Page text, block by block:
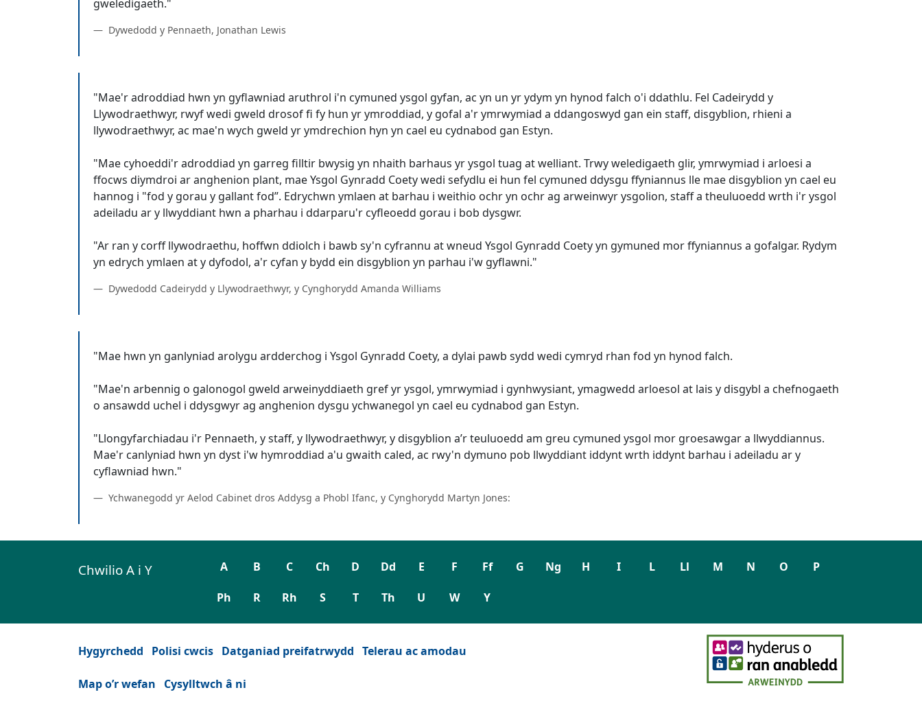
Dywedodd y Pennaeth, Jonathan Lewis
"Mae'r adroddiad hwn yn gyflawniad aruthrol i'n cymuned ysgol gyfan, ac yn un yr ydym yn hynod falch o'i ddathlu. Fel Cadeirydd y
Llywodraethwyr, rwyf wedi gweld drosof fi fy hun yr ymroddiad, y gofal a'r ymrwymiad a ddangoswyd gan ein staff, disgyblion, rhieni a
llywodraethwyr, ac mae'n wych gweld yr ymdrechion hyn yn cael eu cydnabod gan Estyn.
"Mae cyhoeddi'r adroddiad yn garreg filltir bwysig yn nhaith barhaus yr ysgol tuag at welliant. Trwy weledigaeth glir, ymrwymiad i arloesi a
ffocws diymdroi ar anghenion plant, mae Ysgol Gynradd Coety wedi sefydlu ei hun fel cymuned ddysgu ffyniannus lle mae disgyblion yn cael eu
hannog i "fod y gorau y gallant fod”. Edrychwn ymlaen at barhau i weithio ochr yn ochr ag arweinwyr ysgolion, staff a theuluoedd wrth i'r ysgol
adeiladu ar y llwyddiant hwn a pharhau i ddarparu'r cyfleoedd gorau i bob dysgwr.
"Ar ran y corff llywodraethu, hoffwn ddiolch i bawb sy'n cyfrannu at wneud Ysgol Gynradd Coety yn gymuned mor ffyniannus a gofalgar. Rydym
Dywedodd Cadeirydd y Llywodraethwyr, y Cynghorydd Amanda Williams
"Mae hwn yn ganlyniad arolygu ardderchog i Ysgol Gynradd Coety, a dylai pawb sydd wedi cymryd rhan fod yn hynod falch.
"Mae'n arbennig o galonogol gweld arweinyddiaeth gref yr ysgol, ymrwymiad i gynhwysiant, ymagwedd arloesol at lais y disgybl a chefnogaeth
o ansawdd uchel i ddysgwyr ag anghenion dysgu ychwanegol yn cael eu cydnabod gan Estyn.
"Llongyfarchiadau i'r Pennaeth, y staff, y llywodraethwyr, y disgyblion a’r teuluoedd am greu cymuned ysgol mor groesawgar a llwyddiannus.
Mae'r canlyniad hwn yn dyst i'w hymroddiad a'u gwaith caled, ac rwy'n dymuno pob llwyddiant iddynt wrth iddynt barhau i adeiladu ar y
Ychwanegodd yr Aelod Cabinet dros Addysg a Phobl Ifanc, y Cynghorydd Martyn Jones:
Chwilio A i Y A B C Ch D Dd E F Ff G Ng H I L Ll M N O P
Ph R Rh S T Th U W Y
Hygyrchedd Polisi cwcis Datganiad preifatrwydd Telerau ac amodau
Map o’r wefan Cysylltwch â ni